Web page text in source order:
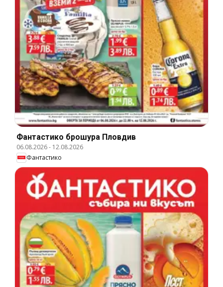
Фантастико брошура Пловдив
06.08.2026- 12.08.2026
Фантастико